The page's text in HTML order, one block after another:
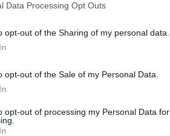
Data Processing Opt Outs
opt-out of the Sharing of my personal data.
opt-out of the Sale of my Personal Data.
opt-out of processing my Personal Data
nasce dal monitoraggio
erogazioni. L’analisi dei dati
al 31 dicembre, le
per un controvalore
euro, con
fino al 29 marzo,
finanziamento, sono
circa 8milioni.